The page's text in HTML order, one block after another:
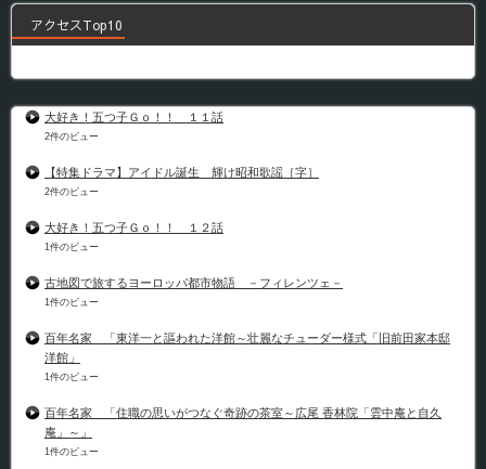
アクセスTop10
大好き！五つ子Ｇｏ！！ １１話
2件のビュー
【特集ドラマ】アイドル誕生 輝け昭和歌謡［字］
2件のビュー
大好き！五つ子Ｇｏ！！ １２話
1件のビュー
古地図で旅するヨーロッパ都市物語 －フィレンツェ－
1件のビュー
百年名家 「東洋一と謳われた洋館～壮麗なチューダー様式「旧前田家本邸
洋館」
1件のビュー
百年名家 「住職の思いがつなぐ奇跡の茶室～広尾 香林院「雲中庵と自久
庵」～」
1件のビュー